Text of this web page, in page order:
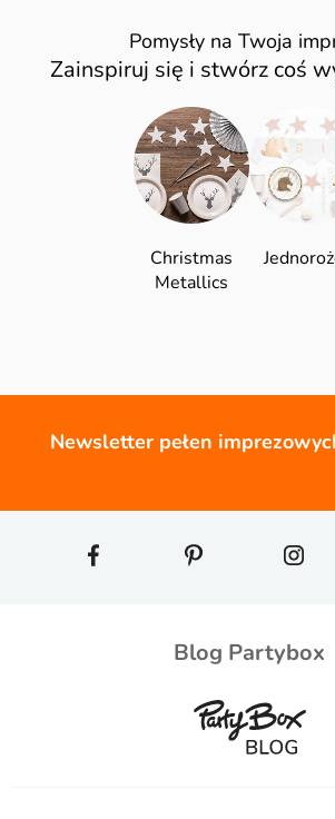
Pomysły na Twoja
Zainspiruj się i stwórz coś
Christmas
Metallics
Newsletter pełen
Blog Partybox